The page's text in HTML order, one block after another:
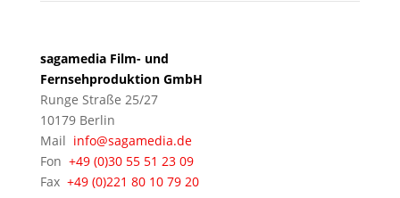
sagamedia Film- und
Fernsehproduktion GmbH
Runge Straße 25/27
10179 Berlin
Mail info@sagamedia.de
Fon +49 (0)30 55 51 23 09
Fax +49 (0)221 80 10 79 20